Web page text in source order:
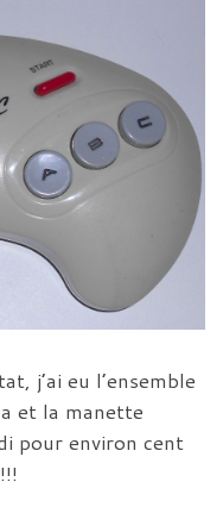
j’ai eu l’ensemble
et la manette
pour environ cent